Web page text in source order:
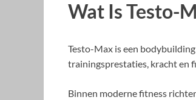
Wat Is Testo-
Testo-Max is een
trainingsprestaties, kracht en
Binnen moderne fitness